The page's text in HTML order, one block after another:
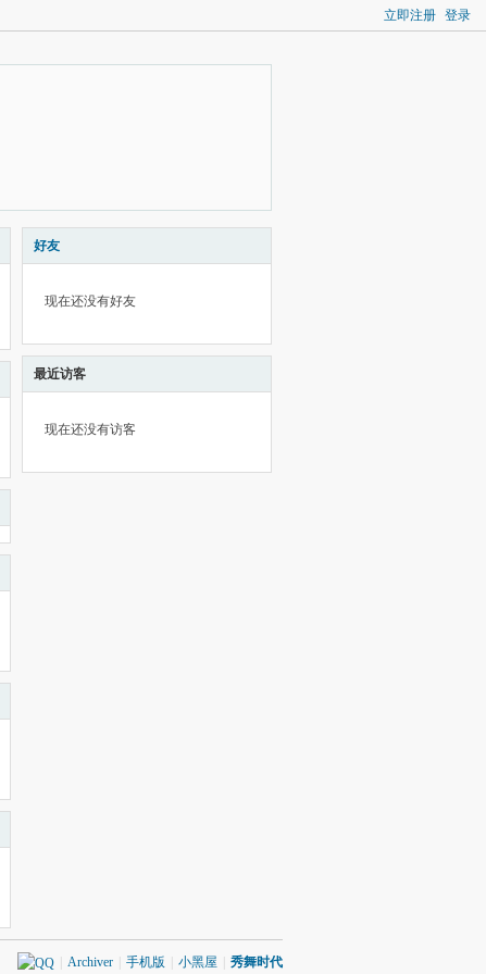
立即注册 登录
好友
现在还没有好友
最近访客
现在还没有访客
Archiver 手机版 小黑屋 秀舞时代